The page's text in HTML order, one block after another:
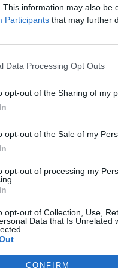
This information may also be
Participants that may further
Data Processing Opt Outs
opt-out of the Sharing of my
opt-out of the Sale of my
opt-out of processing my
opt-out of Collection, Use,
Data that Is Unrelated
CONFIRM
2,500
950
2,500